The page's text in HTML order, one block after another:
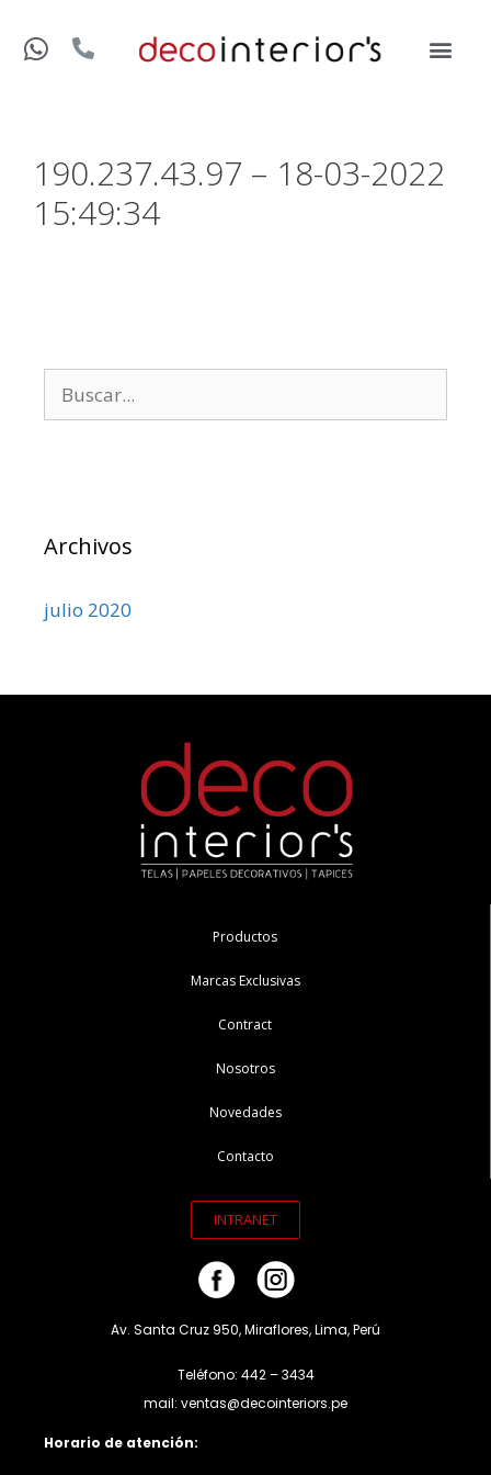
190.237.43.97 – 18-03-2022
15:49:34
Archivos
julio 2020
Productos
Marcas Exclusivas
Contract
Nosotros
Novedades
Contacto
INTRANET
Av. Santa Cruz 950, Miraflores, Lima, Perú
Teléfono: 442 – 3434
mail: ventas@decointeriors.pe
Horario de atención: